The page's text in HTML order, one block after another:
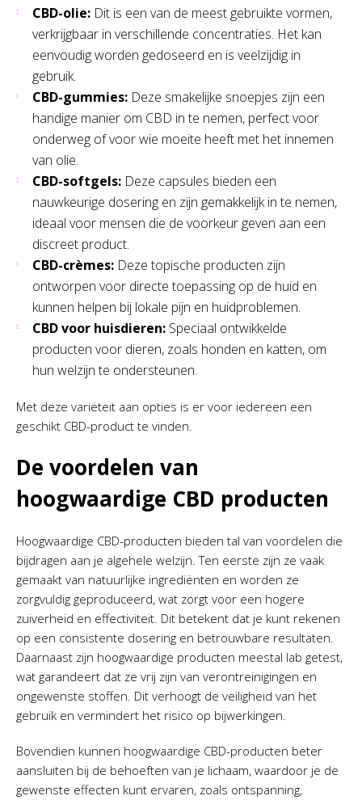
CBD-olie: Dit is een van de meest gebruikte vormen,
verkrijgbaar in verschillende concentraties. Het kan
eenvoudig worden gedoseerd en is veelzijdig in
gebruik.
CBD-gummies: Deze smakelijke snoepjes zijn een
handige manier om CBD in te nemen, perfect voor
onderweg of voor wie moeite heeft met het innemen
van olie.
CBD-softgels: Deze capsules bieden een
nauwkeurige dosering en zijn gemakkelijk in te nemen,
ideaal voor mensen die de voorkeur geven aan een
discreet product.
CBD-crèmes: Deze topische producten zijn
ontworpen voor directe toepassing op de huid en
kunnen helpen bij lokale pijn en huidproblemen.
CBD voor huisdieren: Speciaal ontwikkelde
producten voor dieren, zoals honden en katten, om
hun welzijn te ondersteunen.
Met deze variëteit aan opties is er voor iedereen een
geschikt CBD-product te vinden.
De voordelen van
hoogwaardige CBD producten
Hoogwaardige CBD-producten bieden tal van voordelen die
bijdragen aan je algehele welzijn. Ten eerste zijn ze vaak
gemaakt van natuurlijke ingrediënten en worden ze
zorgvuldig geproduceerd, wat zorgt voor een hogere
zuiverheid en effectiviteit. Dit betekent dat je kunt rekenen
op een consistente dosering en betrouwbare resultaten.
Daarnaast zijn hoogwaardige producten meestal lab getest,
wat garandeert dat ze vrij zijn van verontreinigingen en
ongewenste stoffen. Dit verhoogt de veiligheid van het
gebruik en vermindert het risico op bijwerkingen.
Bovendien kunnen hoogwaardige CBD-producten beter
aansluiten bij de behoeften van je lichaam, waardoor je de
gewenste effecten kunt ervaren, zoals ontspanning,